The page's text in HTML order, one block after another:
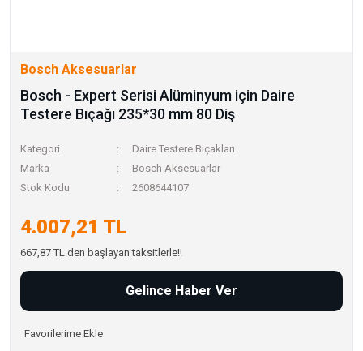
Bosch Aksesuarlar
Bosch - Expert Serisi Alüminyum için Daire
Testere Bıçağı 235*30 mm 80 Diş
Kategori
Daire Testere Bıçakları
Marka
Bosch Aksesuarlar
Stok Kodu
2608644107
4.007,21 TL
667,87 TL den başlayan taksitlerle!!
Gelince Haber Ver